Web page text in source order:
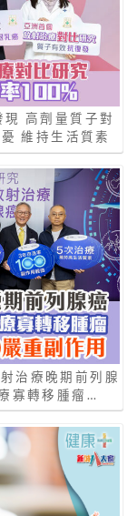
高劑量質子對
維持生活質素
治療晚期前列腺
寡轉移腫瘤…